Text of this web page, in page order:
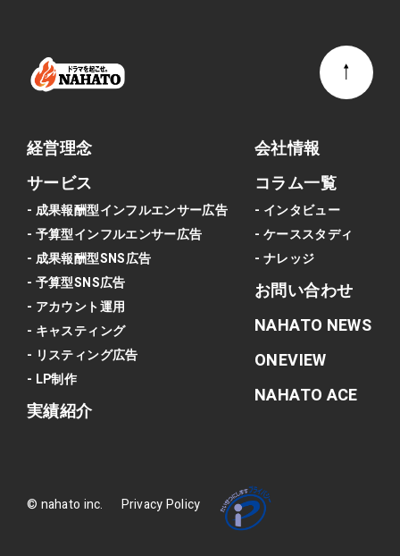
経営理念
サービス
- 成果報酬型インフルエンサー広告
- 予算型インフルエンサー広告
- 成果報酬型SNS広告
- 予算型SNS広告
- アカウント運用
- キャスティング
- リスティング広告
- LP制作
実績紹介
会社情報
コラム一覧
- インタビュー
- ケーススタディ
- ナレッジ
お問い合わせ
NAHATO NEWS
ONEVIEW
NAHATO ACE
© nahato inc. Privacy Policy